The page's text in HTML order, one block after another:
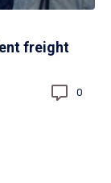
freight
0